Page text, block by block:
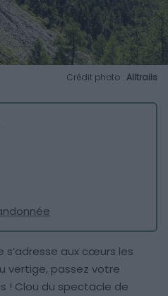
Crédit photo : Alltrails
s’adresse aux cœurs les
vertige, passez votre
! Clou du spectacle de